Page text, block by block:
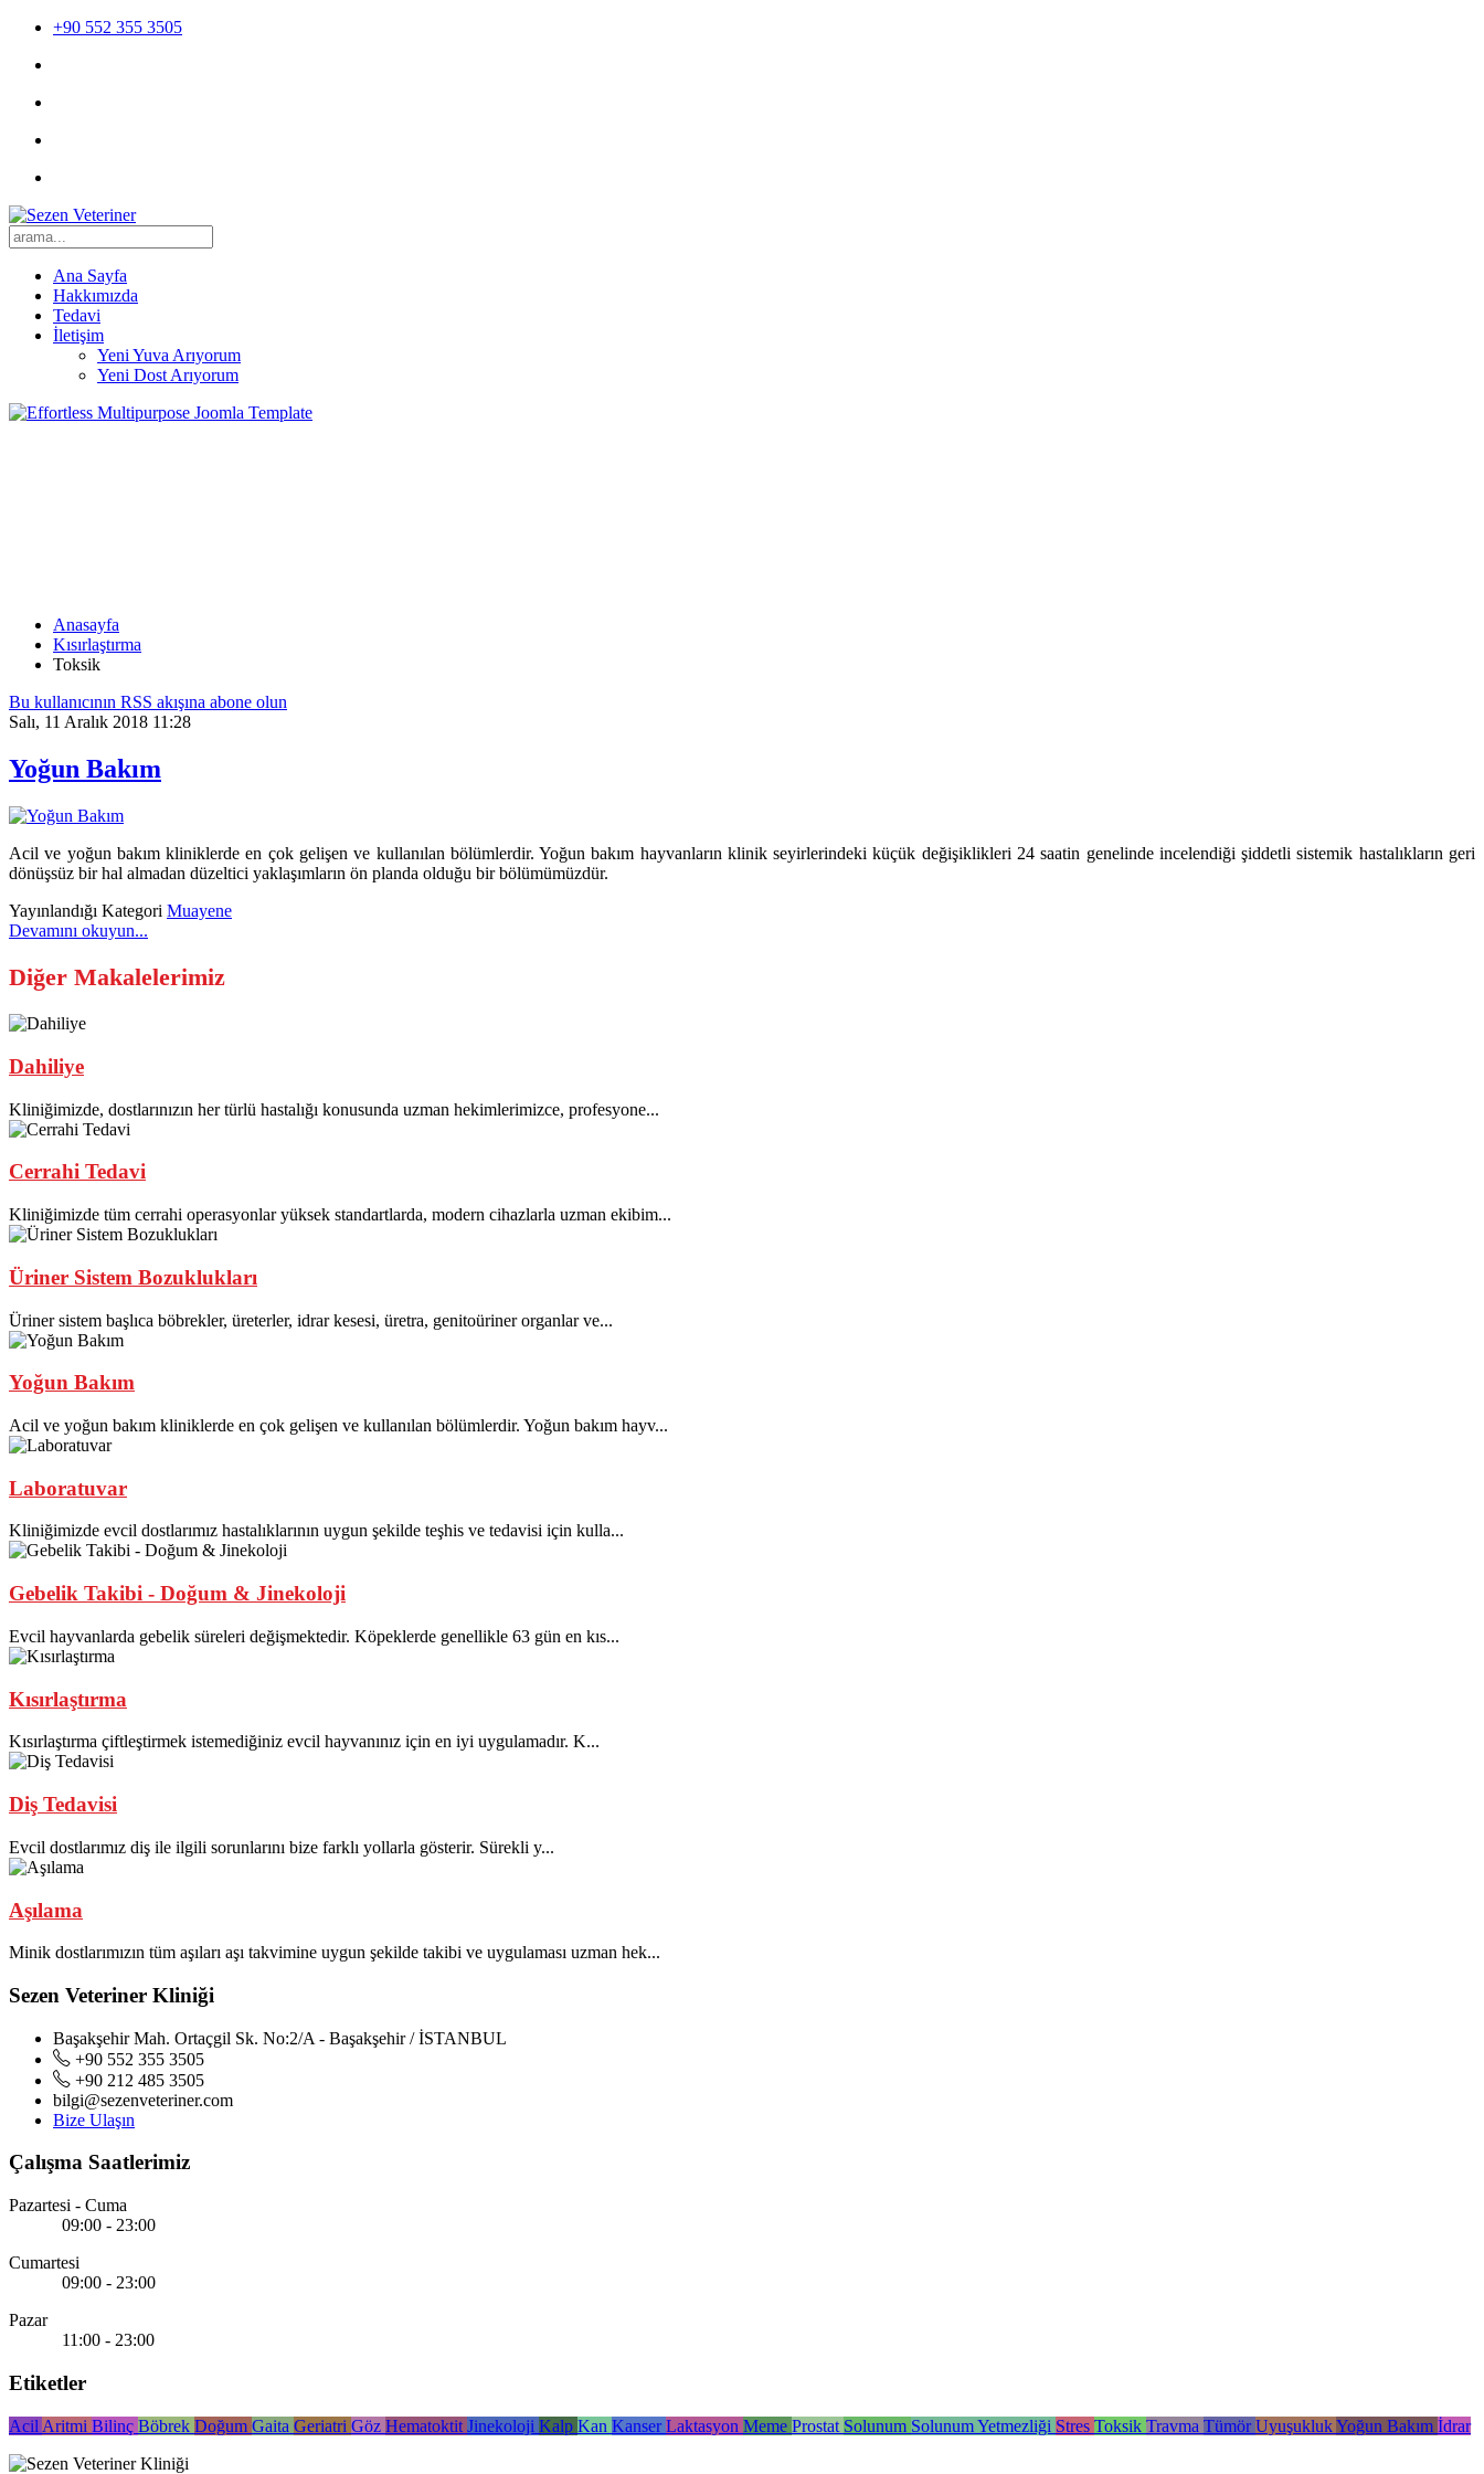
+90 552 355 3505
Ana Sayfa
Hakkımızda
Tedavi
İletişim
Yeni Yuva Arıyorum
Yeni Dost Arıyorum
Anasayfa
Kısırlaştırma
Toksik
Bu kullanıcının RSS akışına abone olun
Salı, 11 Aralık 2018 11:28
Yoğun Bakım
Acil ve yoğun bakım kliniklerde en çok gelişen ve kullanılan bölümlerdir. Yoğun bakım hayvanların klinik seyirlerindeki küçük değişiklikleri 24 saatin genelinde incelendiği şiddetli sistemik hastalıkların geri
dönüşsüz bir hal almadan düzeltici yaklaşımların ön planda olduğu bir bölümümüzdür.
Yayınlandığı Kategori Muayene
Devamını okuyun...
Diğer Makalelerimiz
Dahiliye
Kliniğimizde, dostlarınızın her türlü hastalığı konusunda uzman hekimlerimizce, profesyone...
Cerrahi Tedavi
Kliniğimizde tüm cerrahi operasyonlar yüksek standartlarda, modern cihazlarla uzman ekibim...
Üriner Sistem Bozuklukları
Üriner sistem başlıca böbrekler, üreterler, idrar kesesi, üretra, genitoüriner organlar ve...
Yoğun Bakım
Acil ve yoğun bakım kliniklerde en çok gelişen ve kullanılan bölümlerdir. Yoğun bakım hayv...
Laboratuvar
Kliniğimizde evcil dostlarımız hastalıklarının uygun şekilde teşhis ve tedavisi için kulla...
Gebelik Takibi - Doğum & Jinekoloji
Evcil hayvanlarda gebelik süreleri değişmektedir. Köpeklerde genellikle 63 gün en kıs...
Kısırlaştırma
Kısırlaştırma çiftleştirmek istemediğiniz evcil hayvanınız için en iyi uygulamadır. K...
Diş Tedavisi
Evcil dostlarımız diş ile ilgili sorunlarını bize farklı yollarla gösterir. Sürekli y...
Aşılama
Minik dostlarımızın tüm aşıları aşı takvimine uygun şekilde takibi ve uygulaması uzman hek...
Sezen Veteriner Kliniği
Başakşehir Mah. Ortaçgil Sk. No:2/A - Başakşehir / İSTANBUL
+90 552 355 3505
+90 212 485 3505
bilgi@sezenveteriner.com
Bize Ulaşın
Çalışma Saatlerimiz
Pazartesi - Cuma
09:00 - 23:00
Cumartesi
09:00 - 23:00
Pazar
11:00 - 23:00
Etiketler
Acil Aritmi Bilinç Böbrek Doğum Gaita Geriatri Göz Hematoktit Jinekoloji Kalp Kan Kanser Laktasyon Meme Prostat Solunum Solunum Yetmezliği Stres Toksik Travma Tümör UyuşuklukYoğun Bakım İdrar